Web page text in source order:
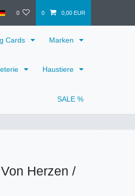
0 0 0,00 EUR
Cards Marken
Haustiere
SALE %
Herzen /